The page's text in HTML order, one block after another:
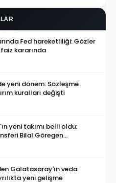
Fed hareketliliği: Gözler
kararında
yeni dönem: Sözleşme
kuralları değişti
yeni takımı belli oldu:
Bilal Göregen
Galatasaray'ın veda
yeni gelişme